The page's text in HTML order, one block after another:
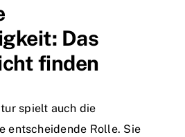
Das
finden
spielt auch die
entscheidende Rolle. Sie